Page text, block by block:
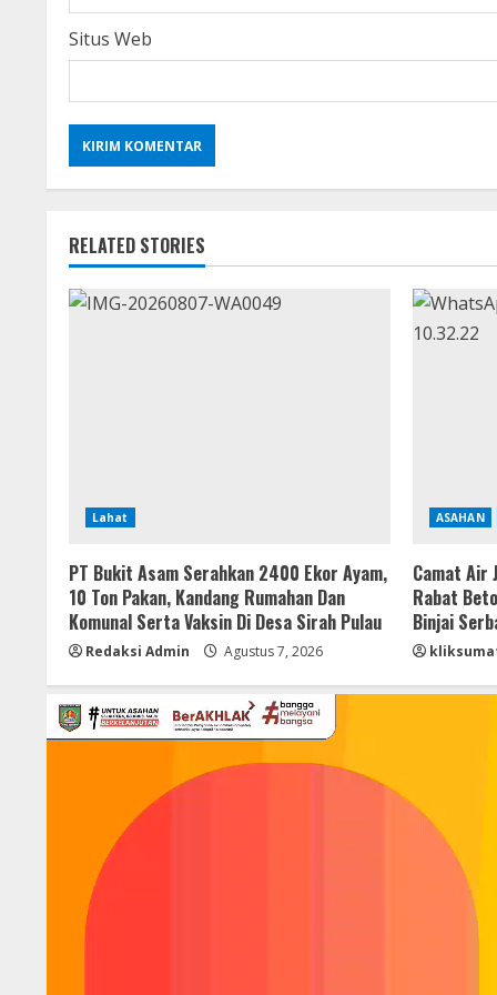
Situs Web
RELATED STORIES
Lahat
PT Bukit Asam Serahkan 2400 Ekor Ayam,
10 Ton Pakan, Kandang Rumahan Dan
Komunal Serta Vaksin Di Desa Sirah Pulau
Redaksi Admin Agustus 7, 2026
ASAHAN
Camat Air
Rabat
Binjai
Pemutar
Video